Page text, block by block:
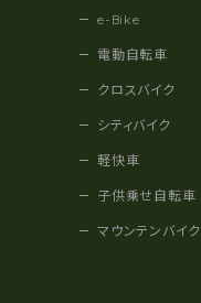
e-Bike
電動自転車
クロスバイク
シティバイク
軽快車
子供乗せ自転車
マウンテンバイク